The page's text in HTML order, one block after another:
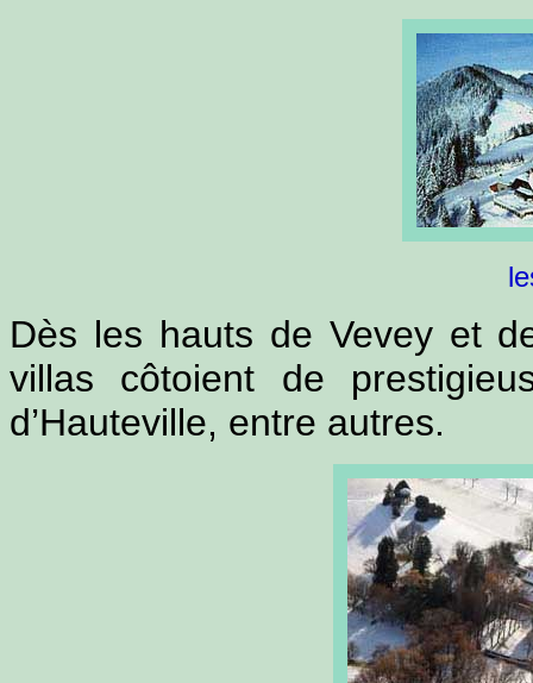
Dès les hauts de Vevey et
villas côtoient de
d’Hauteville, entre autres.